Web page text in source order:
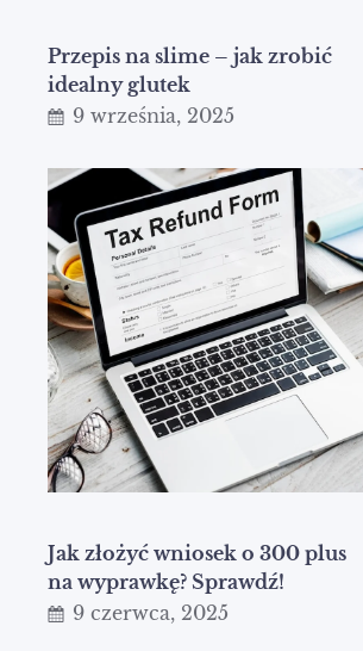
Przepis na slime – jak zrobić
idealny glutek
9 września, 2025
Jak złożyć wniosek o 300 plus
na wyprawkę? Sprawdź!
9 czerwca, 2025